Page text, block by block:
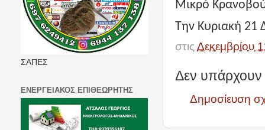
Μικρό
Την Κυριακή 21
στις Δεκεμβρίου
Δεν υπάρχουν
Δημοσίευση
ΣΑΠΕΣ
ΕΝΕΡΓΕΙΑΚΟΣ ΕΠΙΘΕΩΡΗΤΗΣ